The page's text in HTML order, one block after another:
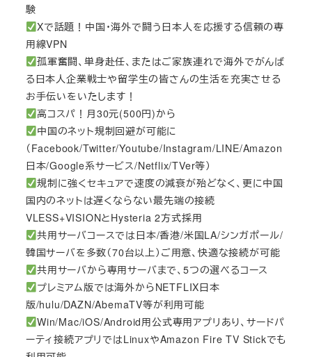
験
Xで話題！中国・海外で闘う日本人を応援する信頼の専
用線VPN
孤軍奮闘、単身赴任、またはご家族連れで海外でがんば
る日本人企業戦士や留学生の皆さんの生活を充実させる
お手伝いをいたします！
高コスパ！月30元(500円)から
中国のネット規制回避が可能に
（Facebook/Twitter/Youtube/Instagram/LINE/Amazon
日本/Google系サービス/Netflix/TVer等）
規制に強くセキュアで速度の減衰が殆どなく、更に中国
国内のネットは遅くならない最先端の接続
VLESS+VISIONとHysteria 2方式採用
共用サーバコースでは日本/香港/米国LA/シンガポール/
韓国サーバを多数（70台以上）ご用意、快適な接続が可能
共用サーバから専用サーバまで、5つの選べるコース
プレミアム版では海外からNETFLIX日本
版/hulu/DAZN/AbemaTV等が利用可能
Win/Mac/iOS/Android用公式専用アプリあり、サードパ
ーティ接続アプリではLinuxやAmazon Fire TV Stickでも